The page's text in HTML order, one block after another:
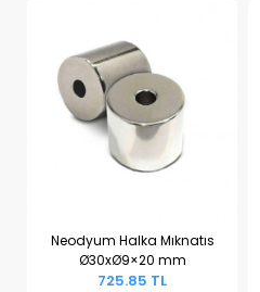
Sepete Ekle
Neodyum Halka Mıknatıs
Ø30xØ9×20 mm
725.85 TL